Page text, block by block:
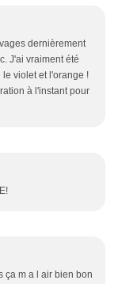
dernièrement
J'ai vraiment été
violet et l'orange !
à l'instant pour
ça m a l air bien bon